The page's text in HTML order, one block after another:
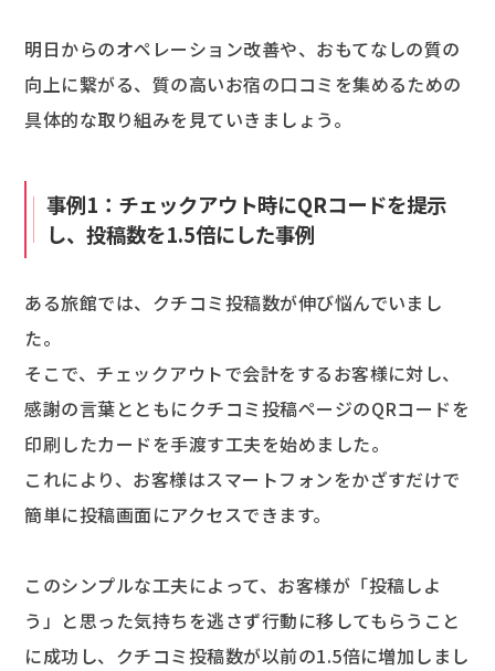
明日からのオペレーション改善や、おもてなしの質の
向上に繋がる、質の高いお宿の口コミを集めるための
具体的な取り組みを見ていきましょう。
事例1：チェックアウト時にQRコードを提示
し、投稿数を1.5倍にした事例
ある旅館では、クチコミ投稿数が伸び悩んでいまし
た。
そこで、チェックアウトで会計をするお客様に対し、
感謝の言葉とともにクチコミ投稿ページのQRコードを
印刷したカードを手渡す工夫を始めました。
これにより、お客様はスマートフォンをかざすだけで
簡単に投稿画面にアクセスできます。
このシンプルな工夫によって、お客様が「投稿しよ
う」と思った気持ちを逃さず行動に移してもらうこと
に成功し、クチコミ投稿数が以前の1.5倍に増加しまし